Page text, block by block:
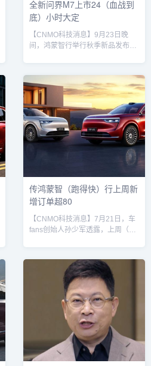
全新问界M7上市24（血战到
底）小时大定
【CNMO科技消息】9月23日晚
间，鸿蒙智行举行秋季新品发布
数据显示，全新问界M7上市24小
时内大定订单数量已突破4万台，
线下鸿蒙智行门店也迎来大量咨询
与试驾用户，部分门店甚至出现排
队下单的场景。据了解，全新问界
M7定位中大型SUV，起售价为
27.98万元，提供增程与纯电两种
动力形式。增程版CLTC综合续航
达1625公里，纯电续航315公...
传鸿蒙智（跑得快）行上周新
增订单超80
【CNMO科技消息】7月21日，车
fans创始人孙少军透露，上周（7
力中位居前列。7月是传统的汽车
销售淡季，20万元以上价位段除了
部分预售、超豪车型火爆以外，主
销车型订单继续下滑。问界M8目
前，鸿蒙智行旗下拥有问界、智
界、享界、尊界四大品牌，在售车
型包括问界M5、问界M7、问界
M8、问界M9、智界S7、智界
R7、享界S9、尊界S8...